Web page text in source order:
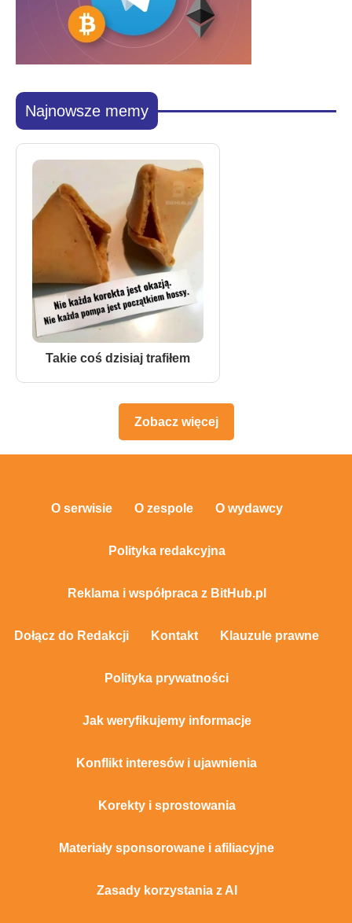
Najnowsze memy
Takie coś dzisiaj trafiłem
Zobacz więcej
O serwisie O zespole O wydawcy
Polityka redakcyjna
Reklama i współpraca z BitHub.pl
Dołącz do Redakcji Kontakt Klauzule prawne
Polityka prywatności
Jak weryfikujemy informacje
Konflikt interesów i ujawnienia
Korekty i sprostowania
Materiały sponsorowane i afiliacyjne
Zasady korzystania z AI